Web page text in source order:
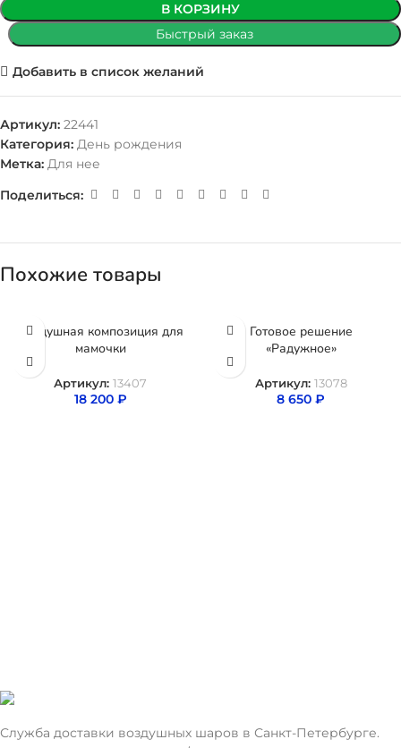
В КОРЗИНУ
Быстрый заказ
Добавить в список желаний
Артикул: 22441
Категория: День рождения
Метка: Для нее
Поделиться:
Похожие товары
Воздушная композиция для
мамочки
Артикул: 13407
18 200 ₽
Готовое решение
«Радужное»
Артикул: 13078
8 650 ₽
Служба доставки воздушных шаров в Санкт-Петербурге.